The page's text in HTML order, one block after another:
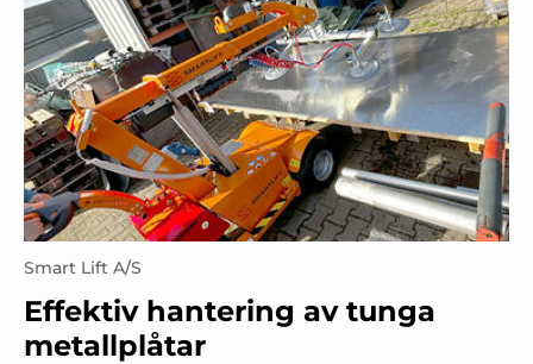
Smart Lift A/S
Effektiv hantering av tunga
metallplåtar